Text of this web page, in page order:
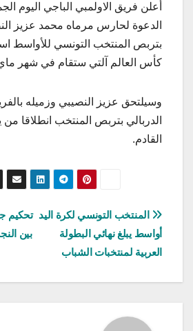
أعلن فريق الاولمبي الباجي اليوم
الدعوة لحارس مرماه محمد عزيز
بتربص المنتخب التونسي للأواسط
كأس العالم آلتي ستقام في شهر ماي
وسيلتحق عزيز النصيبي وزميله
القادم.
تصفّح
المقالات
تحكيم
بين
المنتخب التونسي لكرة اليد
أواسط يبلغ نهائي البطولة
العربية لمنتخبات الشباب